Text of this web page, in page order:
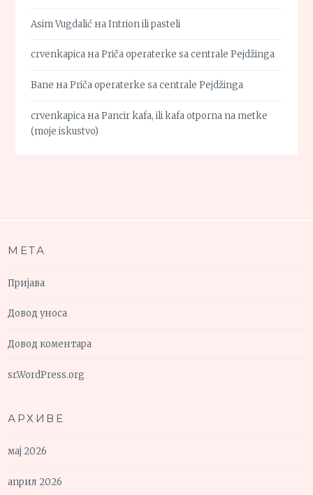
Asim Vugdalić наIntrion ili pasteli
crvenkapica наPriča operaterke sa centrale Pejdžinga
Bane наPriča operaterke sa centrale Pejdžinga
crvenkapica наPancir kafa, ili kafa otporna na metke
(moje iskustvo)
МЕТА
Пријава
Довод уноса
Довод коментара
sr.WordPress.org
АРХИВЕ
мај 2026
април 2026